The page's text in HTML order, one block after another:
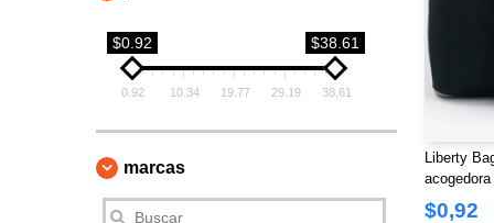
$0.92 $38.61
0.92 10.34 19.77 29.19 38.61
marcas
Liberty
$0,92